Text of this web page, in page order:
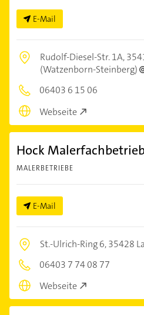
E-Mail
Rudolf-Diesel-Str. 1A,
(Watzenborn-Steinberg)
06403 6 15 06
Webseite
Hock
MALERBETRIEBE
E-Mail
St.-Ulrich-Ring 6,35428
06403 7 74 08 77
Webseite